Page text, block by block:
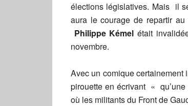
élections législatives. Mais il
aura le courage de repartir
Philippe Kémel était
novembre.
Avec un comique certainement
pirouette en écrivant «
où les militants du Front de